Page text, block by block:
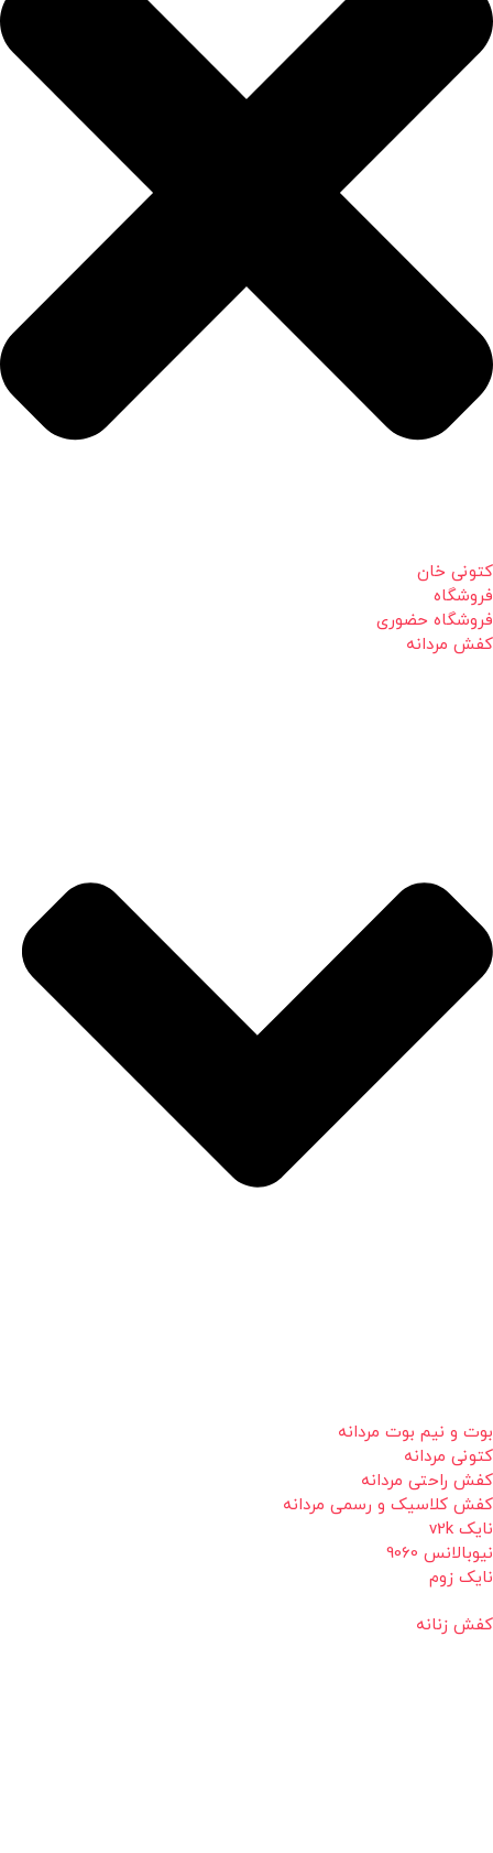
کتونی خان
فروشگاه
فروشگاه حضوری
کفش مردانه
بوت و نیم بوت مردانه
کتونی مردانه
کفش راحتی مردانه
کفش کلاسیک و رسمی مردانه
نایک v2k
نیوبالانس 9060
نایک زوم
کفش زنانه